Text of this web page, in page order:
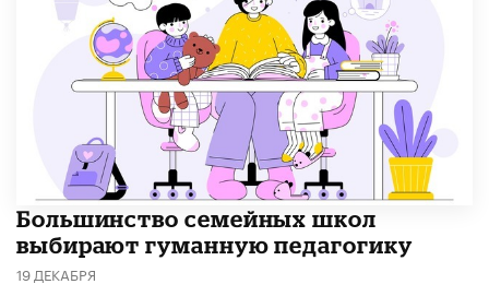
Большинство семейных школ
выбирают гуманную педагогику
19 ДЕКАБРЯ